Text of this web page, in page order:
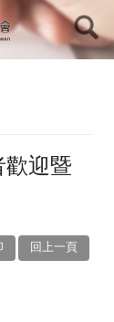
歡迎暨
回上一頁